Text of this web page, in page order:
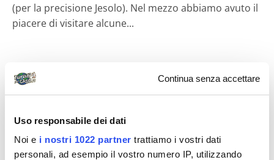
Continua senza accettare
Uso responsabile dei dati
Noi e i nostri 1022 partner trattiamo i vostri dati
personali, ad esempio il vostro numero IP, utilizzando
(per la precisione Jesolo). Nel mezzo abbiamo avuto il
piacere di visitare alcune...
Diari di viaggio